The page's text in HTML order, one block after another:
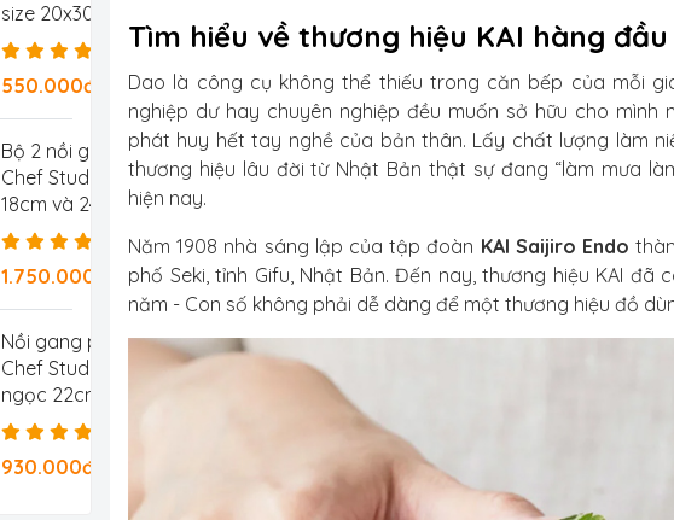
size 20x30x2.5cm
550.000đ/Chiếc
Bộ 2 nồi gang tráng men
Chef Studio xanh ngọc
18cm và 24cm
1.750.000đ/Combo
Nồi gang phủ gốm
Chef Studio xanh
ngọc 22cm 3.3L
930.000đ/Chiếc
Tìm hiểu về thương hiệu KAI hàng
Dao là công cụ không thể thiếu trong căn bếp của mỗi
nghiệp dư hay chuyên nghiệp đều muốn sở hữu cho
phát huy hết tay nghề của bản thân. Lấy chất lượng làm
thương hiệu lâu đời từ Nhật Bản thật sự đang “làm mưa
hiện nay.
Năm 1908 nhà sáng lập của tập đoàn KAI Saijiro Endo
phố Seki, tỉnh Gifu, Nhật Bản. Đến nay, thương hiệu KAI đã
năm - Con số không phải dễ dàng để một thương hiệu đồ